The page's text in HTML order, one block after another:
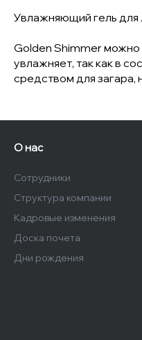
Увлажняющий гель для
Golden Shimmer можно
увлажняет, так как в
средством для загара,
О нас
Сотрудники
Структура компании
Кадровые изменения
Доска почета
Дни рождения